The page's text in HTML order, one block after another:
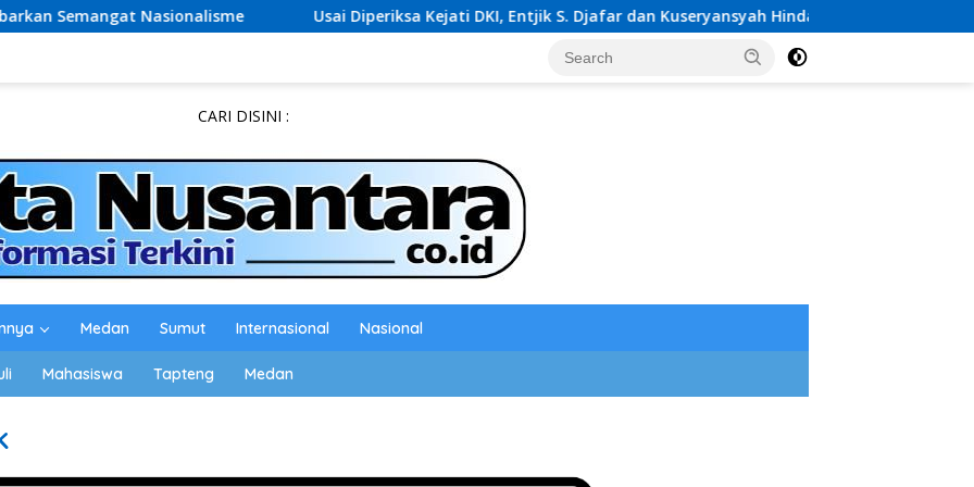
Nasionalisme Usai Diperiksa Kejati DKI, Entjik S. Djafar dan Kuseryansyah Hindari Media, AFPI Disorot
CARI DISINI :
Medan Sumut Internasional Nasional
Mahasiswa Tapteng Medan